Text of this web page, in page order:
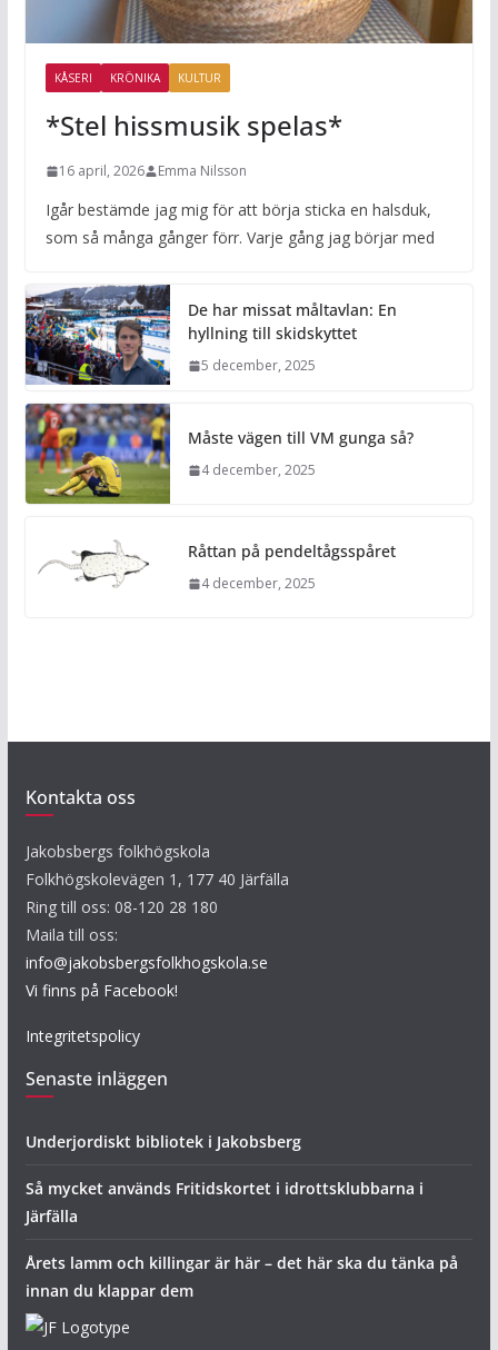
KÅSERI KRÖNIKA KULTUR
*Stel hissmusik spelas*
16 april, 2026 Emma Nilsson
Igår bestämde jag mig för att börja sticka en halsduk,
som så många gånger förr. Varje gång jag börjar med
De har missat måltavlan: En
hyllning till skidskyttet
5 december, 2025
Måste vägen till VM gunga så?
4 december, 2025
Råttan på pendeltågsspåret
4 december, 2025
Kontakta oss
Jakobsbergs folkhögskola
Folkhögskolevägen 1, 177 40 Järfälla
Ring till oss: 08-120 28 180
Maila till oss:
info@jakobsbergsfolkhogskola.se
Vi finns på Facebook!
Integritetspolicy
Senaste inläggen
Underjordiskt bibliotek i Jakobsberg
Så mycket används Fritidskortet i idrottsklubbarna i
Järfälla
Årets lamm och killingar är här – det här ska du tänka på
innan du klappar dem